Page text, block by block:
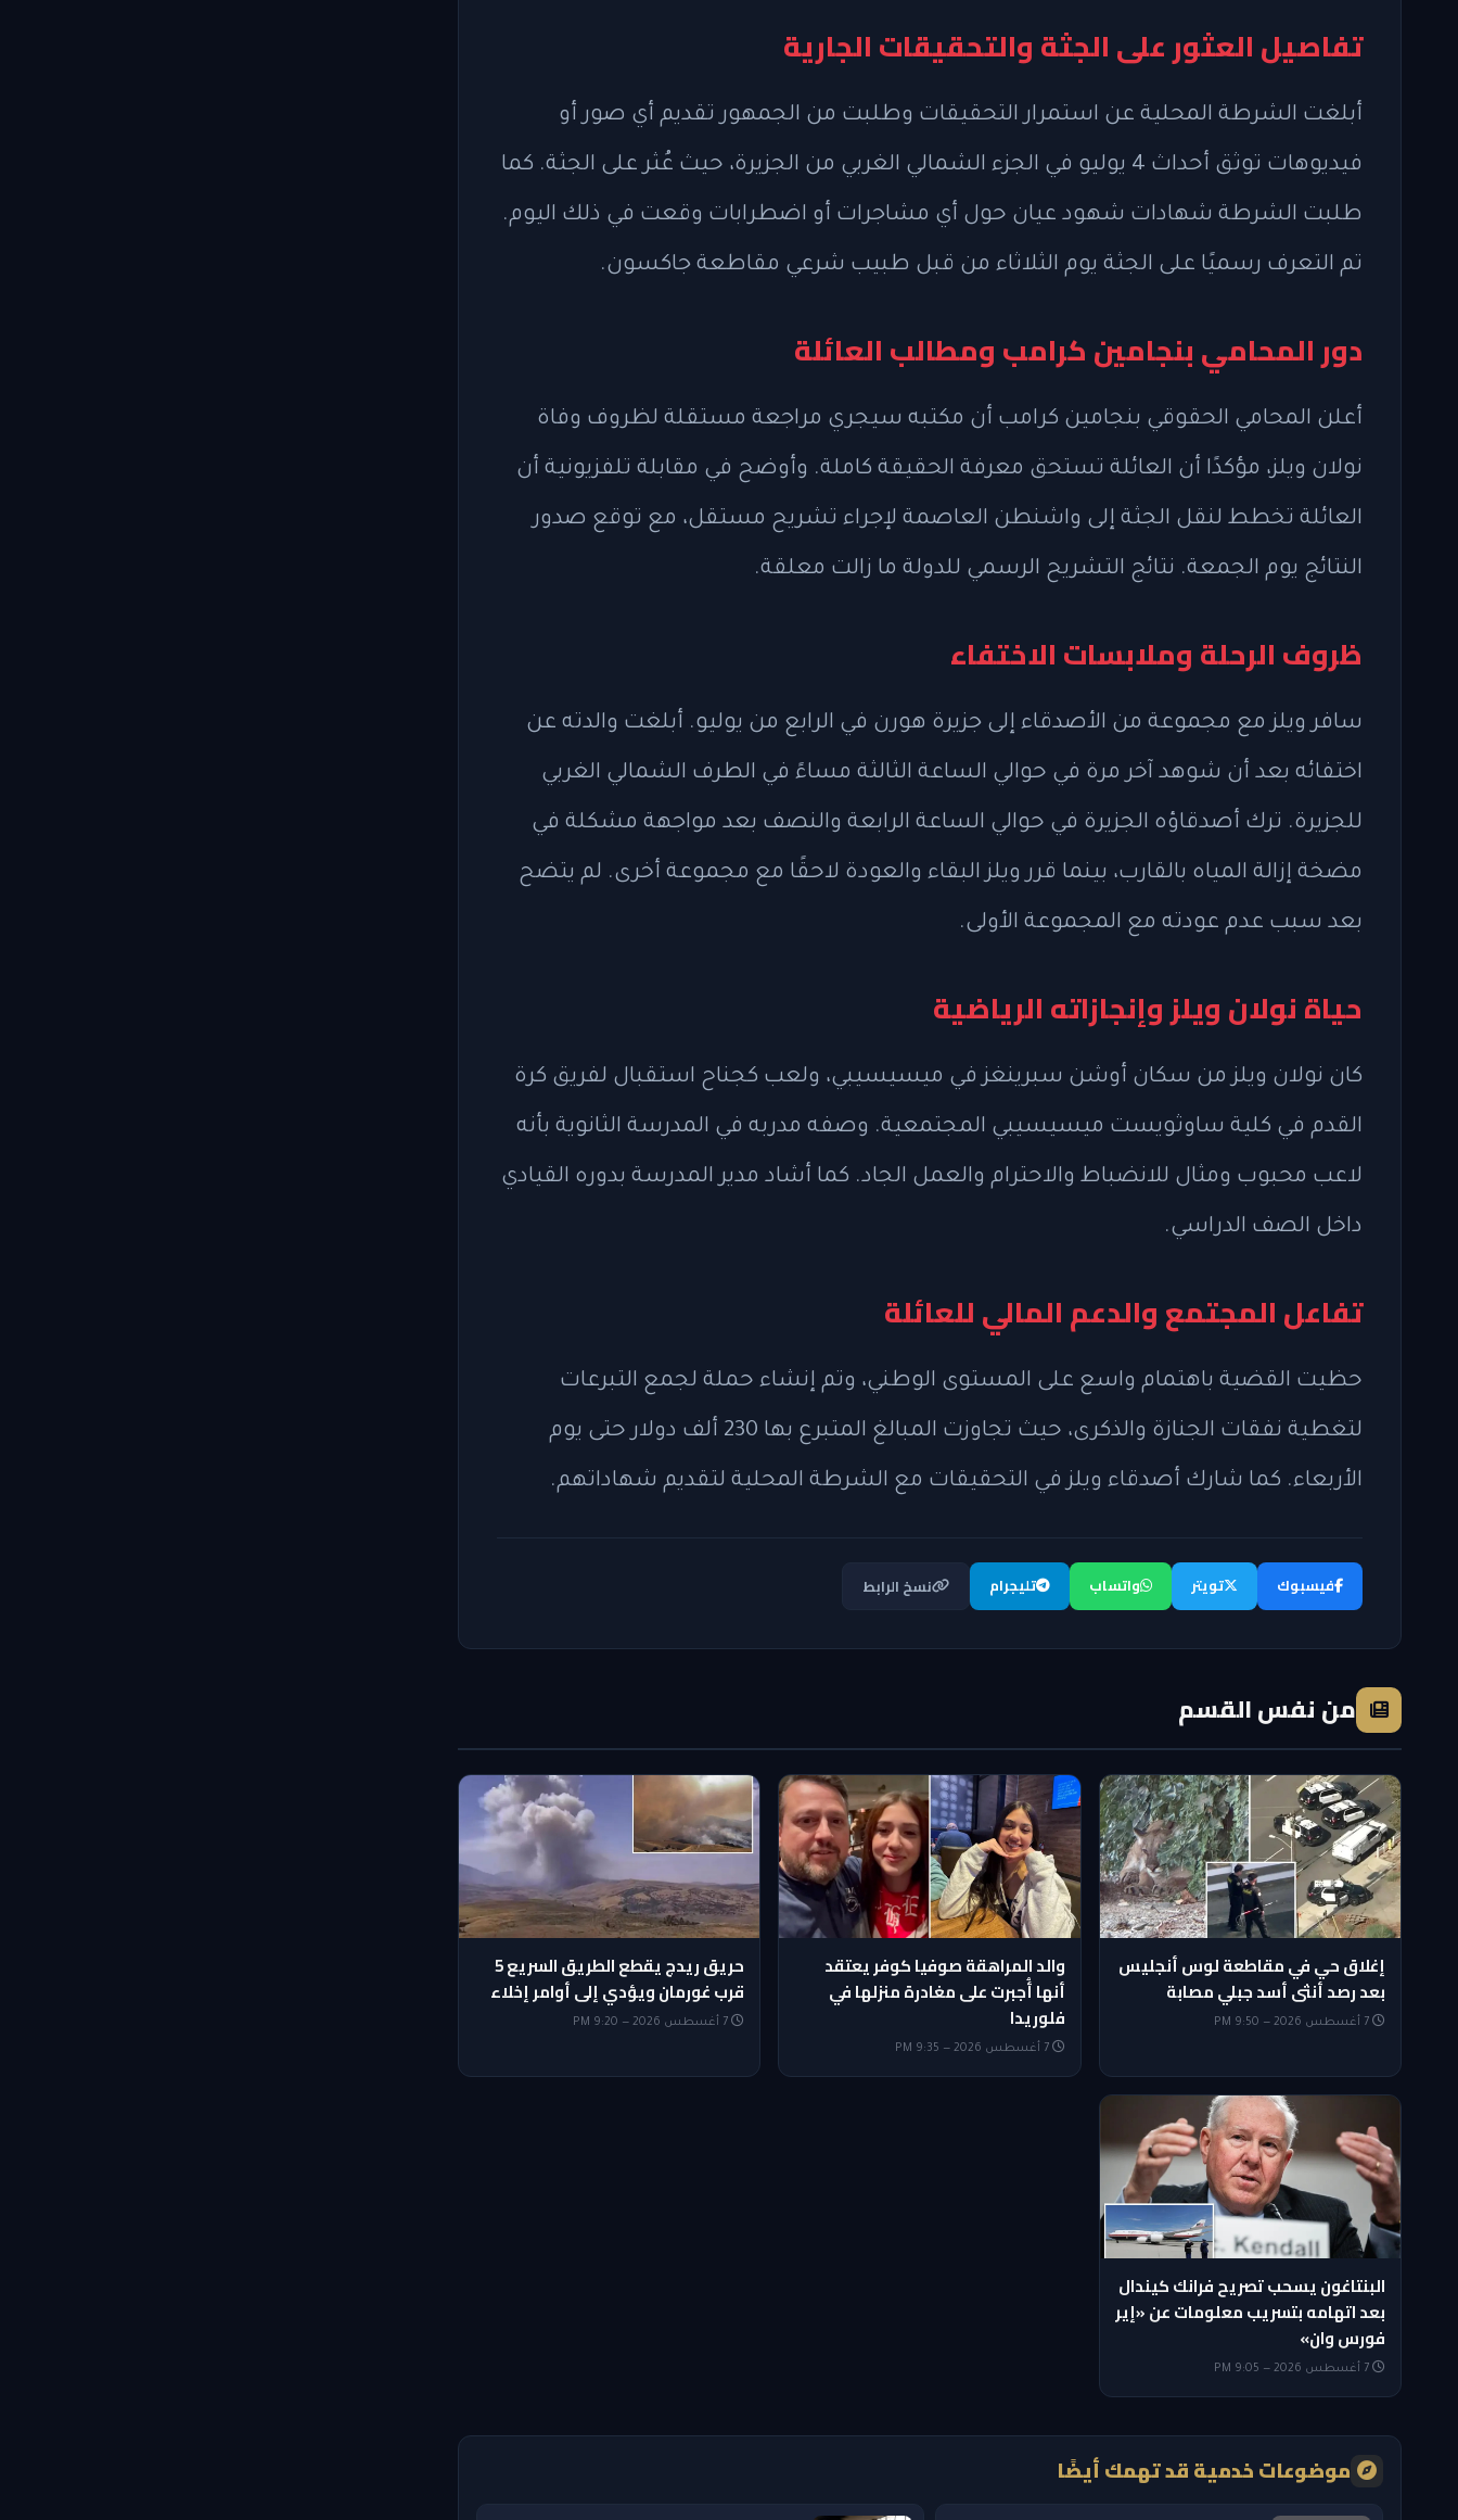
تفاصيل العثور على الجثة والتحقيقات الجارية
أبلغت الشرطة المحلية عن استمرار التحقيقات وطلبت من الجمهور تقديم أي صور أو
فيديوهات توثق أحداث 4 يوليو في الجزء الشمالي الغربي من الجزيرة، حيث عُثر على الجثة. كما
طلبت الشرطة شهادات شهود عيان حول أي مشاجرات أو اضطرابات وقعت في ذلك اليوم.
تم التعرف رسميًا على الجثة يوم الثلاثاء من قبل طبيب شرعي مقاطعة جاكسون.
دور المحامي بنجامين كرامب ومطالب العائلة
أعلن المحامي الحقوقي بنجامين كرامب أن مكتبه سيجري مراجعة مستقلة لظروف وفاة
نولان ويلز، مؤكدًا أن العائلة تستحق معرفة الحقيقة كاملة. وأوضح في مقابلة تلفزيونية أن
العائلة تخطط لنقل الجثة إلى واشنطن العاصمة لإجراء تشريح مستقل، مع توقع صدور
النتائج يوم الجمعة. نتائج التشريح الرسمي للدولة ما زالت معلقة.
ظروف الرحلة وملابسات الاختفاء
سافر ويلز مع مجموعة من الأصدقاء إلى جزيرة هورن في الرابع من يوليو. أبلغت والدته عن
اختفائه بعد أن شوهد آخر مرة في حوالي الساعة الثالثة مساءً في الطرف الشمالي الغربي
للجزيرة. ترك أصدقاؤه الجزيرة في حوالي الساعة الرابعة والنصف بعد مواجهة مشكلة في
مضخة إزالة المياه بالقارب، بينما قرر ويلز البقاء والعودة لاحقًا مع مجموعة أخرى. لم يتضح
بعد سبب عدم عودته مع المجموعة الأولى.
حياة نولان ويلز وإنجازاته الرياضية
كان نولان ويلز من سكان أوشن سبرينغز في ميسيسيبي، ولعب كجناح استقبال لفريق كرة
القدم في كلية ساوثويست ميسيسيبي المجتمعية. وصفه مدربه في المدرسة الثانوية بأنه
لاعب محبوب ومثال للانضباط والاحترام والعمل الجاد. كما أشاد مدير المدرسة بدوره القيادي
داخل الصف الدراسي.
تفاعل المجتمع والدعم المالي للعائلة
حظيت القضية باهتمام واسع على المستوى الوطني، وتم إنشاء حملة لجمع التبرعات
لتغطية نفقات الجنازة والذكرى، حيث تجاوزت المبالغ المتبرع بها 230 ألف دولار حتى يوم
الأربعاء. كما شارك أصدقاء ويلز في التحقيقات مع الشرطة المحلية لتقديم شهاداتهم.
فيسبوك تويتر واتساب تليجرام نسخ الرابط
من نفس القسم
إغلاق حي في مقاطعة لوس أنجليس
بعد رصد أنثى أسد جبلي مصابة
والد المراهقة صوفيا كوفر يعتقد
أنها أُجبرت على مغادرة منزلها في
فلوريدا
7 أغسطس 2026 — 9:35 PM
حريق ريدج يقطع الطريق السريع 5
قرب غورمان ويؤدي إلى أوامر إخلاء
7 أغسطس 2026 — 9:20 PM
البنتاغون يسحب تصريح فرانك كيندال
بعد اتهامه بتسريب معلومات عن «إير
فورس وان»
موضوعات خدمية قد تهمك أيضًا